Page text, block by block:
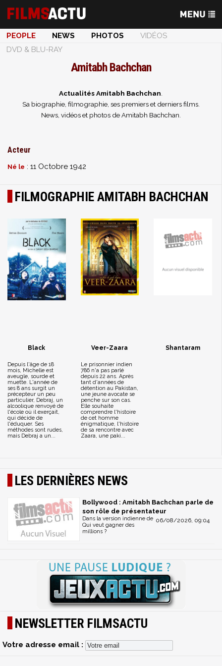
PEOPLE NEWS PHOTOS
VIDÉOS
DVD & BLU-RAY
Amitabh Bachchan
Actualités Amitabh Bachchan
Sa biographie, filmographie, ses premiers et derniers films.
News, vidéos et photos de Amitabh Bachchan.
Acteur
Né le : 11 Octobre 1942
FILMOGRAPHIE AMITABH BACHCHAN
Black
Depuis l'âge de 18
mois, Michelle est
aveugle, sourde et
muette. L'année de
ses 8 ans surgit un
précepteur un peu
particulier, Debraj, un
alcoolique renvoyé de
l'école où il exerçait,
qui décide de
l'éduquer. Ses
méthodes sont rudes,
mais Debraj a un...
Veer-Zaara
Le prisonnier indien
786 n'a pas parlé
depuis 22 ans. Après
tant d'années de
détention au Pakistan,
une jeune avocate se
penche sur son cas.
Elle souhaite
comprendre l'histoire
de cet homme
énigmatique, l'histoire
de sa rencontre avec
Zaara, une paki...
Shantaram
LES DERNIÈRES NEWS
Bollywood : Amitabh Bachchan parle de
son rôle de présentateur
06/08/2026, 09:04
Dans la version indienne de
Qui veut gagner des
millions ?
NEWSLETTER FILMSACTU
Votre adresse email :